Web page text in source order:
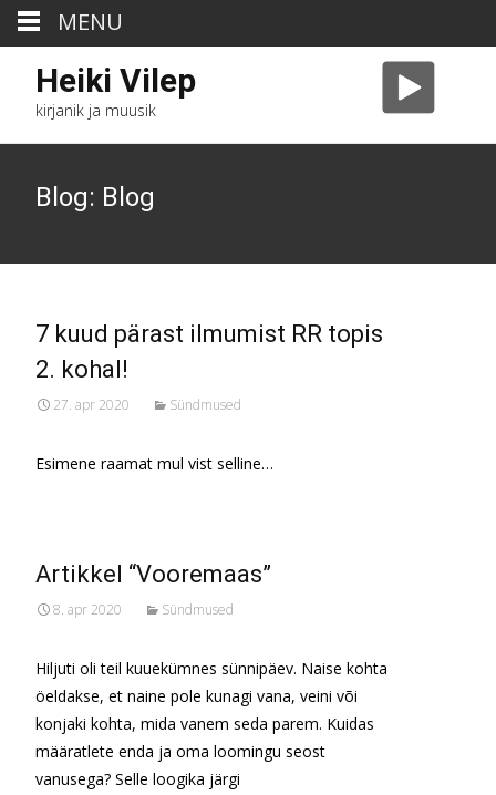
Heiki Vilep
kirjanik ja muusik
Blog: Blog
7 kuud pärast ilmumist RR topis
2. kohal!
27. apr 2020 Sündmused
Esimene raamat mul vist selline…
Artikkel “Vooremaas”
8. apr 2020 Sündmused
Hiljuti oli teil kuuekümnes sünnipäev. Naise kohta
öeldakse, et naine pole kunagi vana, veini või
konjaki kohta, mida vanem seda parem. Kuidas
määratlete enda ja oma loomingu seost
vanusega? Selle loogika järgi
MENU